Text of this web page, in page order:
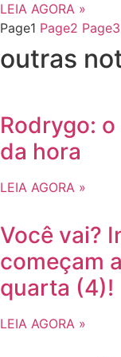
LEIA AGORA »
Page1 Page2 Page3
outras
Rodrygo:
da hora
LEIA AGORA »
Você vai?
começam
quarta (4)!
LEIA AGORA »